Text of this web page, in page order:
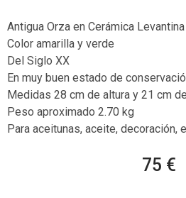
Antigua Orza en Cerámica Levantina
Color amarilla y verde
Del Siglo XX
En muy buen estado de
Medidas 28 cm de altura y 21 cm
Peso aproximado 2.70 kg
Para aceitunas, aceite, decoración,
75 €